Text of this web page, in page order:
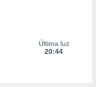
Última luz
20:44